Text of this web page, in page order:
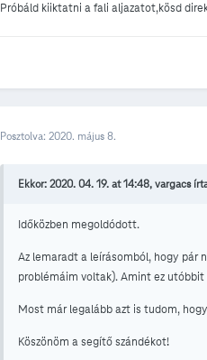
Próbáld kiiktatni a fali aljazatot,kösd
Posztolva: 2020. május 8.
Ekkor: 2020. 04. 19. at 14:48, vargacs
Időközben megoldódott.
Az lemaradt a leírásomból, hogy pár
problémáim voltak). Amint ez
Most már legalább azt is tudom,
Köszönöm a segítő szándékot!